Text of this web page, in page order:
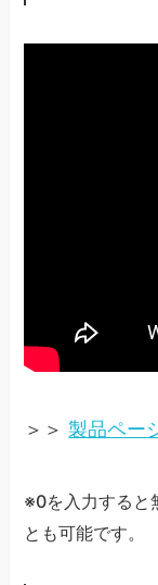
＞＞ 製品ペー
※0を入力すると
とも可能です。